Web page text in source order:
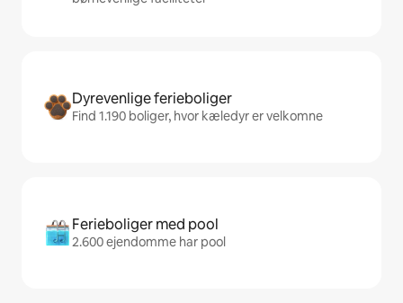
Dyrevenlige ferieboliger
Find 1.190 boliger, hvor kæledyr er velkomne
Ferieboliger med pool
2.600 ejendomme har pool